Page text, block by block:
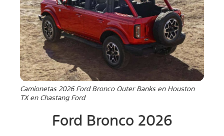
Camionetas 2026 Ford Bronco Outer Banks en Houston
TX en Chastang Ford
Ford Bronco 2026